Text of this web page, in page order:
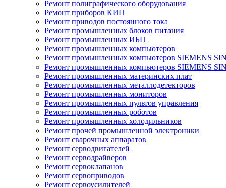
Ремонт полиграфического оборудования
Ремонт приборов КИП
Ремонт приводов постоянного тока
Ремонт промышленных блоков питания
Ремонт промышленных ИБП
Ремонт промышленных компьютеров
Ремонт промышленных компьютеров SIEMENS
Ремонт промышленных компьютеров SIEMENS
Ремонт промышленных материнских плат
Ремонт промышленных металлодетекторов
Ремонт промышленных мониторов
Ремонт промышленных пультов управления
Ремонт промышленных роботов
Ремонт промышленных холодильников
Ремонт прочей промышленной электроники
Ремонт сварочных аппаратов
Ремонт серводвигателей
Ремонт серводрайверов
Ремонт сервоклапанов
Ремонт сервоприводов
Ремонт сервоусилителей